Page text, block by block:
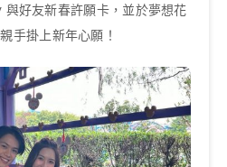
好友新春許願卡，並於夢想花
手掛上新年心願！